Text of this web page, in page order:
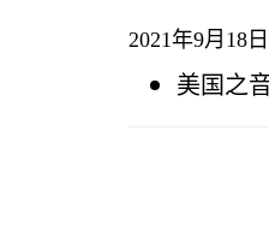
2021年9月 18 日
美国之